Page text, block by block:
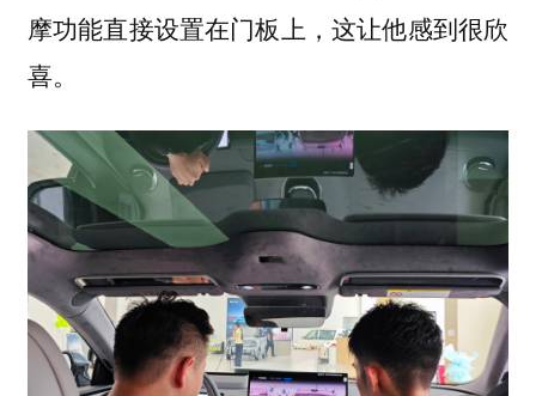
摩功能直接设置在门板上，这让他感到很欣
喜。